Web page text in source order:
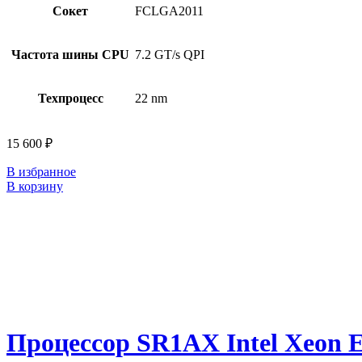
Сокет FCLGA2011
Частота шины CPU 7.2 GT/s QPI
Техпроцесс 22 nm
15 600 ₽
В избранное
В корзину
Процессор SR1AX Intel Xeon